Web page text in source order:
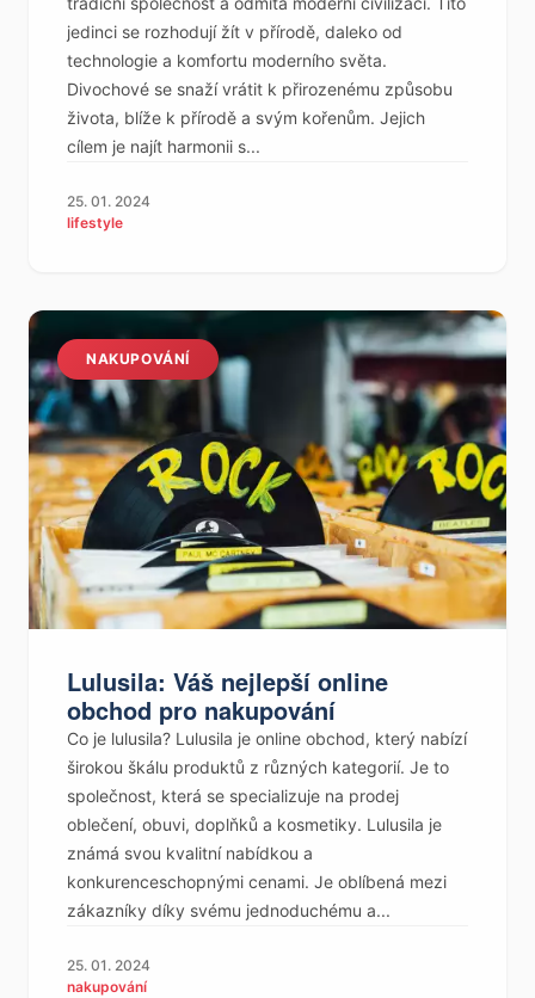
jedinci se rozhodují žít v přírodě, daleko od
technologie a komfortu moderního světa.
Divochové se snaží vrátit k přirozenému způsobu
života, blíže k přírodě a svým kořenům. Jejich
cílem je najít harmonii s...
25. 01. 2024
lifestyle
NAKUPOVÁNÍ
Lulusila: Váš nejlepší online
obchod pro nakupování
Co je lulusila? Lulusila je online obchod, který nabízí
širokou škálu produktů z různých kategorií. Je to
společnost, která se specializuje na prodej
oblečení, obuvi, doplňků a kosmetiky. Lulusila je
známá svou kvalitní nabídkou a
konkurenceschopnými cenami. Je oblíbená mezi
zákazníky díky svému jednoduchému a...
25. 01. 2024
nakupování